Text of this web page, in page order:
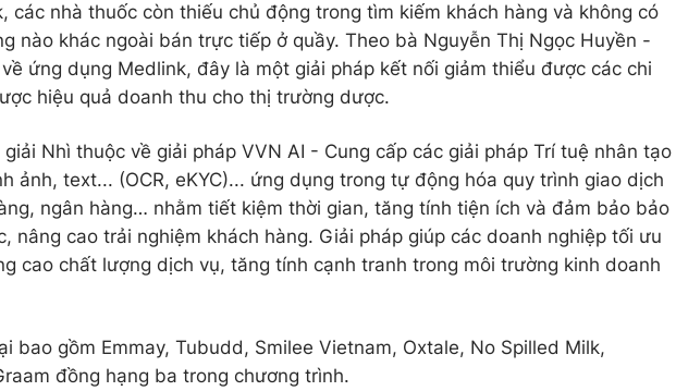
các nhà thuốc còn thiếu chủ động trong tìm kiếm khách hàng và không có
nào khác ngoài bán trực tiếp ở quầy. Theo bà Nguyễn Thị Ngọc Huyền -
về ứng dụng Medlink, đây là một giải pháp kết nối giảm thiểu được các chi
hiệu quả doanh thu cho thị trường dược.
giải Nhì thuộc về giải pháp VVN AI - Cung cấp các giải pháp Trí tuệ nhân tạo
ảnh, text... (OCR, eKYC)... ứng dụng trong tự động hóa quy trình giao dịch
ngân hàng… nhằm tiết kiệm thời gian, tăng tính tiện ích và đảm bảo bảo
nâng cao trải nghiệm khách hàng. Giải pháp giúp các doanh nghiệp tối ưu
cao chất lượng dịch vụ, tăng tính cạnh tranh trong môi trường kinh doanh
bao gồm Emmay, Tubudd, Smilee Vietnam, Oxtale, No Spilled Milk,
đồng hạng ba trong chương trình.